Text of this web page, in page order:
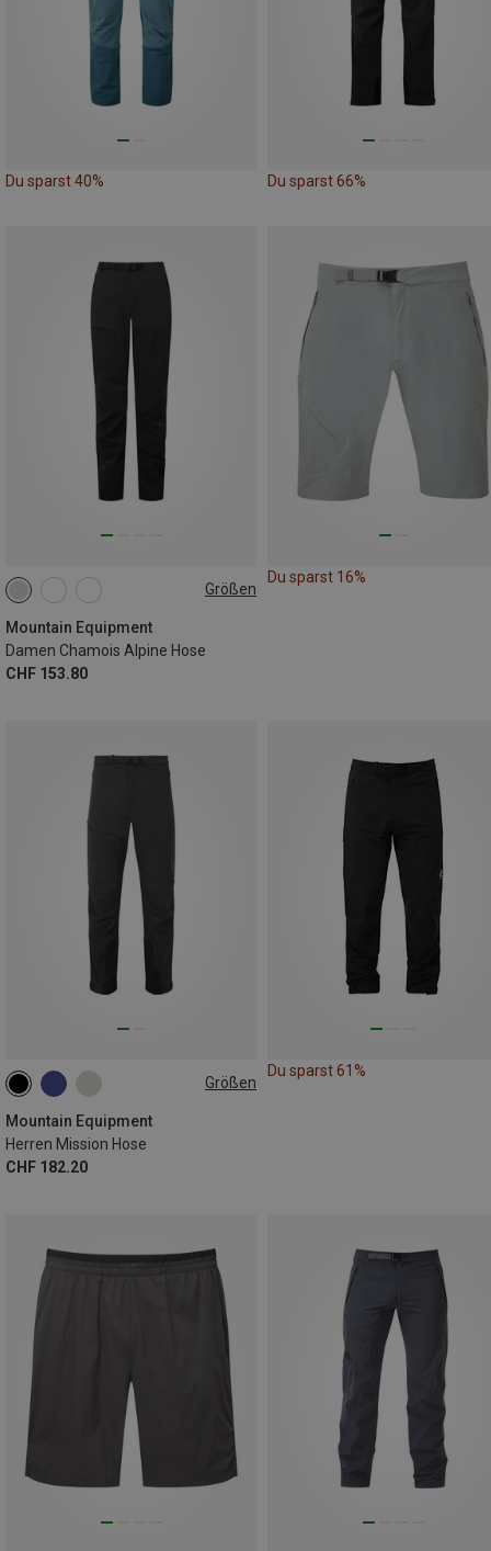
Du sparst 40% Du sparst 66%
Größen
Mountain Equipment
Damen Chamois Alpine Hose
CHF 153.80
Du sparst 16%
Größen
Mountain Equipment
Herren Mission Hose
CHF 182.20
Du sparst 61%